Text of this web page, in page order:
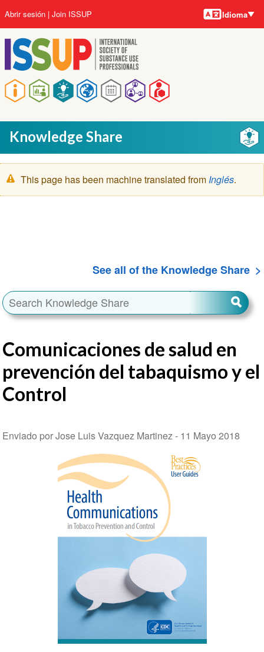
al
contenido
principal
Main
navigation
User
account
menu
Abrir sesión Join ISSUP Idiomas
Idioma
Knowledge Share
Mensaje
de
This page has been machine translated from Inglés.
See all of the Knowledge Share
Comunicaciones de salud en
prevención del tabaquismo y el
Control
Enviado por Jose Luis Vazquez Martinez - 11 Mayo 2018